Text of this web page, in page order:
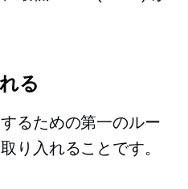
る
るための第一のルー
り入れることです。